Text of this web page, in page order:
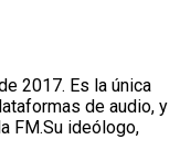
2017. Es la única
de audio, y
FM.Su ideólogo,